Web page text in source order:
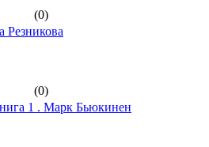
(0)
Резникова
(0)
1 . Марк Бьюкинен